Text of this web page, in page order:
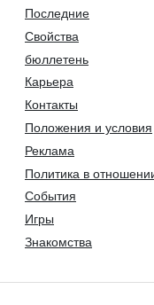
Последние
Свойства
бюллетень
Карьера
Контакты
Положения и условия
Реклама
Политика в
События
Игры
Знакомства